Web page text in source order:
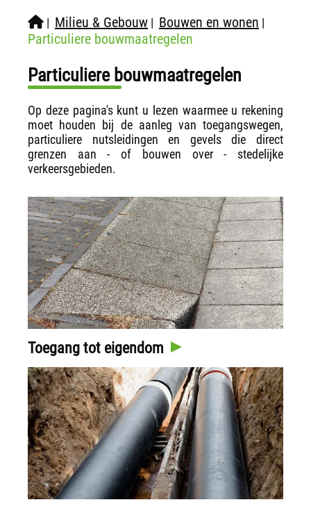
| Milieu & Gebouw | Bouwen en wonen |
Particuliere bouwmaatregelen
Particuliere bouwmaatregelen
Op deze pagina's kunt u lezen waarmee u rekening
moet houden bij de aanleg van toegangswegen,
particuliere nutsleidingen en gevels die direct
grenzen aan - of bouwen over - stedelijke
verkeersgebieden.
Toegang tot eigendom